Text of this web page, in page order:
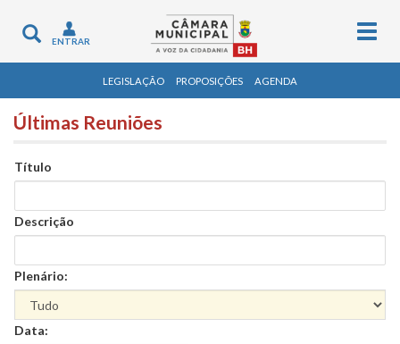
Toggle
navigation
ENTRAR
LEGISLAÇÃO PROPOSIÇÕES AGENDA
Últimas Reuniões
Título
Descrição
Plenário:
Data: